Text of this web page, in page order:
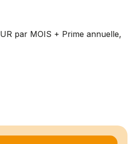
par MOIS + Prime annuelle,